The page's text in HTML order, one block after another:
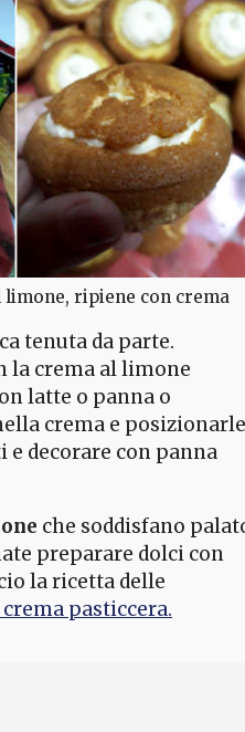
ripiene con crema
tenuta da parte.
la crema al limone
latte o panna o
crema e posizionarle
decorare con panna
che soddisfano
preparare dolci con
la ricetta delle
pasticcera.